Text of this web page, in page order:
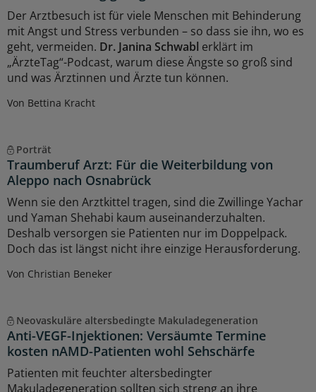
Der Arztbesuch ist für viele Menschen mit Behinderung
mit Angst und Stress verbunden – so dass sie ihn, wo es
geht, vermeiden. Dr. Janina Schwabl erklärt im
„ÄrzteTag“-Podcast, warum diese Ängste so groß sind
und was Ärztinnen und Ärzte tun können.
Von Bettina Kracht
Porträt
Traumberuf Arzt: Für die Weiterbildung von
Aleppo nach Osnabrück
Wenn sie den Arztkittel tragen, sind die Zwillinge Yachar
und Yaman Shehabi kaum auseinanderzuhalten.
Deshalb versorgen sie Patienten nur im Doppelpack.
Doch das ist längst nicht ihre einzige Herausforderung.
Von Christian Beneker
Neovaskuläre altersbedingte Makuladegeneration
Anti-VEGF-Injektionen: Versäumte Termine
kosten nAMD-Patienten wohl Sehschärfe
Patienten mit feuchter altersbedingter
Makuladegeneration sollten sich streng an ihre